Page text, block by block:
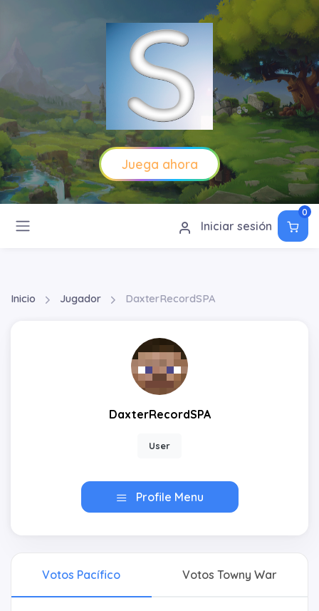
Juega ahora
Iniciar sesión
0
Inicio Jugador DaxterRecordSPA
DaxterRecordSPA
User
Profile Menu
Votos Pacífico Votos Towny War